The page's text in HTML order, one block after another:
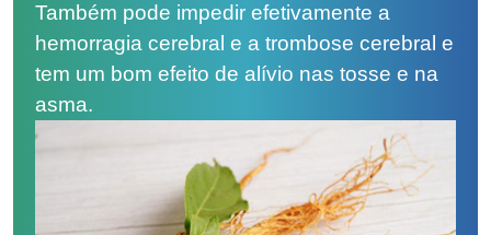
Também pode impedir efetivamente a
hemorragia cerebral e a trombose cerebral e
tem um bom efeito de alívio nas tosse e na
asma.